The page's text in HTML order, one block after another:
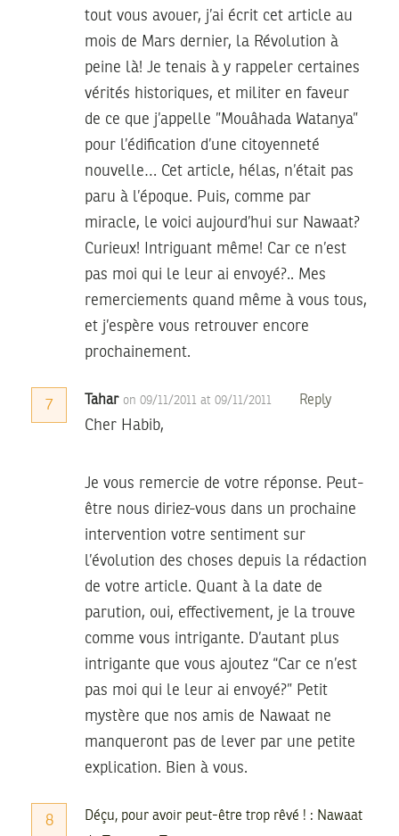
tout vous avouer, j’ai écrit cet article au
mois de Mars dernier, la Révolution à
peine là! Je tenais à y rappeler certaines
vérités historiques, et militer en faveur
de ce que j’appelle ”Mouâhada Watanya”
pour l’édification d’une citoyenneté
nouvelle… Cet article, hélas, n’était pas
paru à l’époque. Puis, comme par
miracle, le voici aujourd’hui sur Nawaat?
Curieux! Intriguant même! Car ce n’est
pas moi qui le leur ai envoyé?.. Mes
remerciements quand même à vous tous,
et j’espère vous retrouver encore
prochainement.
7 Tahar on 09/11/2011 at 09/11/2011 Reply
Cher Habib,
Je vous remercie de votre réponse. Peut-
être nous diriez-vous dans un prochaine
intervention votre sentiment sur
l’évolution des choses depuis la rédaction
de votre article. Quant à la date de
parution, oui, effectivement, je la trouve
comme vous intrigante. D’autant plus
intrigante que vous ajoutez “Car ce n’est
pas moi qui le leur ai envoyé?” Petit
mystère que nos amis de Nawaat ne
manqueront pas de lever par une petite
explication. Bien à vous.
8
Déçu, pour avoir peut-être trop rêvé ! : Nawaat